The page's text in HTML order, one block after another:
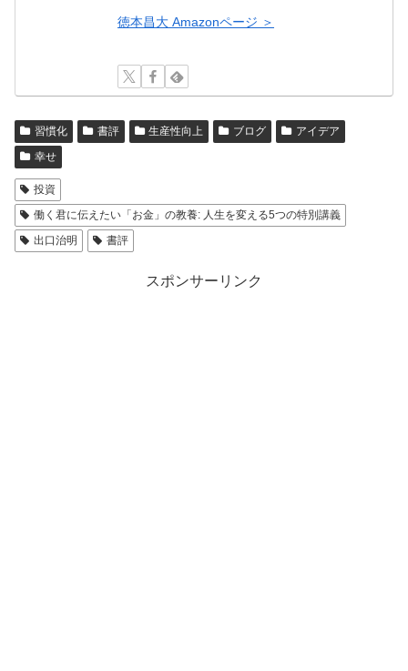
徳本昌大 Amazonページ ＞
習慣化 書評 生産性向上 ブログ
アイデア
幸せ
投資
働く君に伝えたい「お金」の教養: 人生を変える5つの特別講義
出口治明
書評
スポンサーリンク